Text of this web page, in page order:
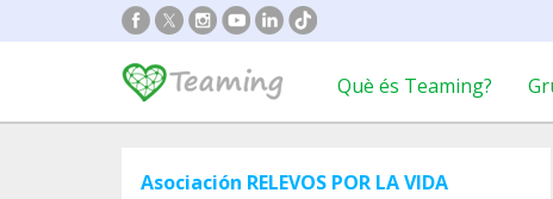
Què és Teaming?
Asociación RELEVOS POR LA VIDA